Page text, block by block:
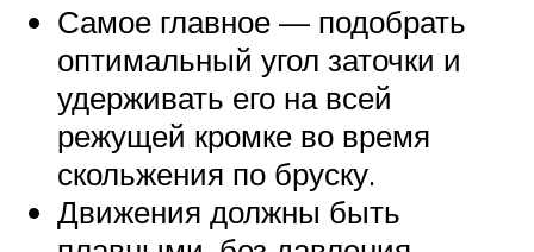
Самое главное — подобрать
оптимальный угол заточки и
удерживать его на всей
режущей кромке во время
скольжения по бруску.
Движения должны быть